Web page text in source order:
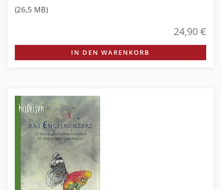
(26,5 MB)
24,90 €
IN DEN WARENKORB